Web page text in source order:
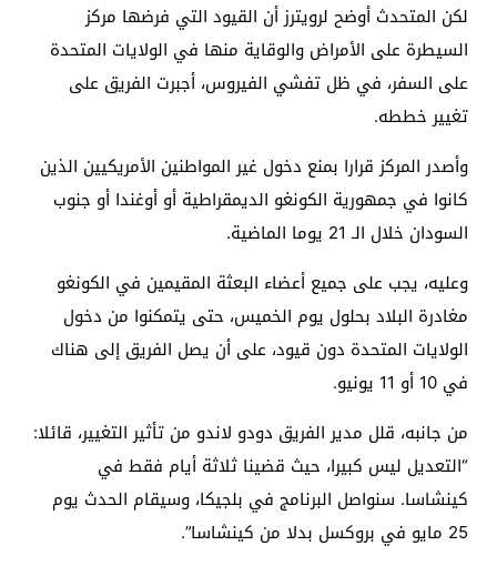
لكن المتحدث أوضح لرويترز أن القيود التي فرضها مركز
السيطرة على الأمراض والوقاية منها في الولايات المتحدة
على السفر، في ظل تفشي الفيروس، أجبرت الفريق على
تغيير خططه.
وأصدر المركز قرارا بمنع دخول غير المواطنين الأمريكيين الذين
كانوا في جمهورية الكونغو الديمقراطية أو أوغندا أو جنوب
السودان خلال الـ 21 يوما الماضية.
وعليه، يجب على جميع أعضاء البعثة المقيمين في الكونغو
مغادرة البلاد بحلول يوم الخميس، حتى يتمكنوا من دخول
الولايات المتحدة دون قيود، على أن يصل الفريق إلى هناك
في 10 أو 11 يونيو.
من جانبه، قلل مدير الفريق دودو لاندو من تأثير التغيير، قائلا:
“التعديل ليس كبيرا، حيث قضينا ثلاثة أيام فقط في
كينشاسا. سنواصل البرنامج في بلجيكا، وسيقام الحدث يوم
25 مايو في بروكسل بدلا من كينشاسا”.